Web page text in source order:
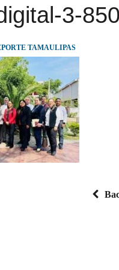
TE INVITA A DESCUBRIR EL
3-
TAMAULIPAS